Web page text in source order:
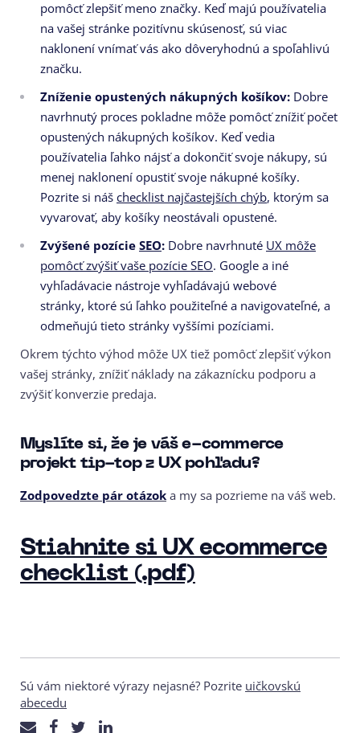
pomôcť zlepšiť meno značky. Keď majú používatelia
na vašej stránke pozitívnu skúsenosť, sú viac
naklonení vnímať vás ako dôveryhodnú a spoľahlivú
značku.
Zníženie opustených nákupných košíkov: Dobre
navrhnutý proces pokladne môže pomôcť znížiť počet
opustených nákupných košíkov. Keď vedia
používatelia ľahko nájsť a dokončiť svoje nákupy, sú
menej naklonení opustiť svoje nákupné košíky.
Pozrite si náš checklist najčastejších chýb, ktorým sa
vyvarovať, aby košíky neostávali opustené.
Zvýšené pozície SEO: Dobre navrhnuté UX môže
pomôcť zvýšiť vaše pozície SEO. Google a iné
vyhľadávacie nástroje vyhľadávajú webové
stránky, ktoré sú ľahko použiteľné a navigovateľné, a
odmeňujú tieto stránky vyššími pozíciami.
Okrem týchto výhod môže UX tiež pomôcť zlepšiť výkon
vašej stránky, znížiť náklady na zákaznícku podporu a
zvýšiť konverzie predaja.
Myslíte si, že je váš e-commerce
projekt tip-top z UX pohľadu?
Zodpovedzte pár otázok a my sa pozrieme na váš web.
Stiahnite si UX ecommerce
checklist (.pdf)
Sú vám niektoré výrazy nejasné? Pozrite uičkovskú
abecedu